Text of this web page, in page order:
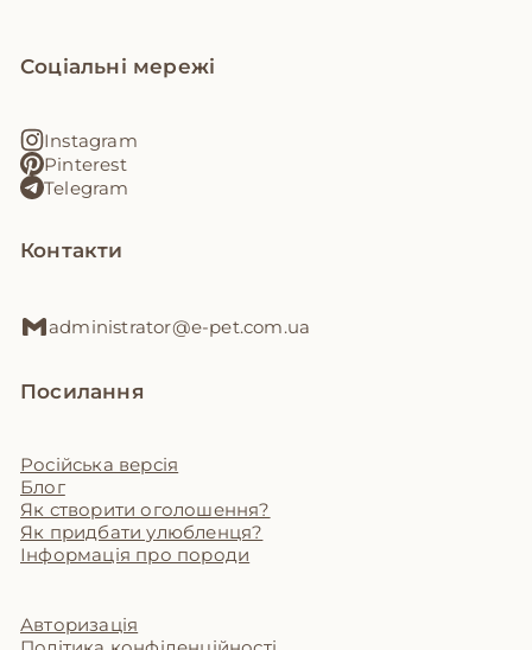
Соціальні мережі
Instagram
Pinterest
Telegram
Контакти
administrator@e-pet.com.ua
Посилання
Російська версія
Блог
Як створити оголошення?
Як придбати улюбленця?
Інформація про породи
Авторизація